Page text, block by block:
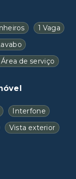
1 Vaga
Área de serviço
Interfone
Vista exterior